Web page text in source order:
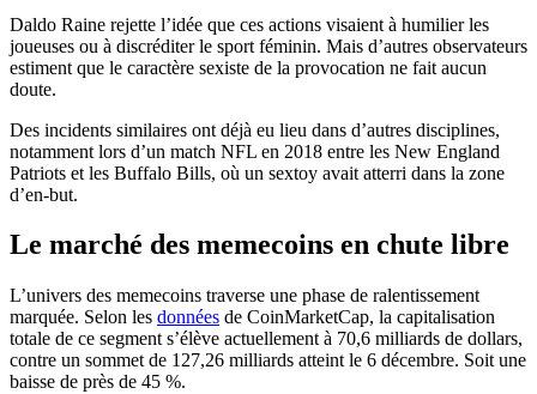
Daldo Raine rejette l’idée que ces actions visaient à humilier les
joueuses ou à discréditer le sport féminin. Mais d’autres observateurs
estiment que le caractère sexiste de la provocation ne fait aucun
doute.
Des incidents similaires ont déjà eu lieu dans d’autres disciplines,
notamment lors d’un match NFL en 2018 entre les New England
Patriots et les Buffalo Bills, où un sextoy avait atterri dans la zone
d’en-but.
Le marché des memecoins en chute libre
L’univers des memecoins traverse une phase de ralentissement
marquée. Selon les données de CoinMarketCap, la capitalisation
totale de ce segment s’élève actuellement à 70,6 milliards de dollars,
contre un sommet de 127,26 milliards atteint le 6 décembre. Soit une
baisse de près de 45 %.